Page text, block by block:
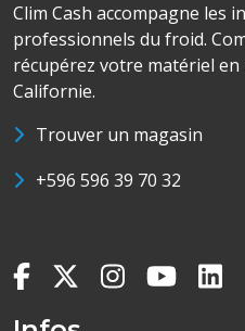
Clim Cash accompagne les
professionnels du froid.
récupérez votre matériel en
Californie.
Trouver un magasin
+596 596 39 70 32